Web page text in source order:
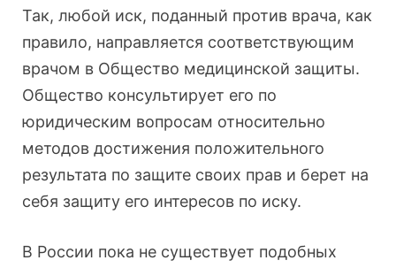
Так, любой иск, поданный против врача, как
правило, направляется соответствующим
врачом в Общество медицинской защиты.
Общество консультирует его по
юридическим вопросам относительно
методов достижения положительного
результата по защите своих прав и берет на
себя защиту его интересов по иску.
В России пока не существует подобных